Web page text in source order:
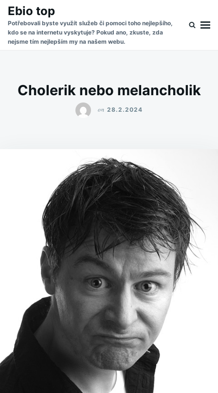
Skip
content
Search
for:
Ebio top
Potřebovali byste využít služeb či pomoci toho nejlepšího,
kdo se na internetu vyskytuje? Pokud ano, zkuste, zda
nejsme tím nejlepším my na našem webu.
Cholerik nebo melancholik
on 28.2.2024